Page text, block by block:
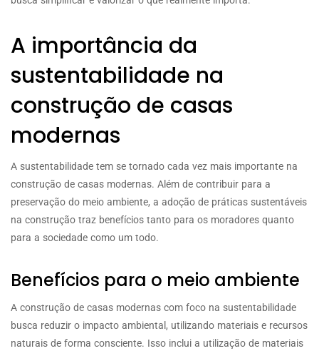
A importância da
sustentabilidade na
construção de casas
modernas
A sustentabilidade tem se tornado cada vez mais importante na
construção de casas modernas. Além de contribuir para a
preservação do meio ambiente, a adoção de práticas sustentáveis
na construção traz benefícios tanto para os moradores quanto
para a sociedade como um todo.
Benefícios para o meio ambiente
A construção de casas modernas com foco na sustentabilidade
busca reduzir o impacto ambiental, utilizando materiais e recursos
naturais de forma consciente. Isso inclui a utilização de materiais